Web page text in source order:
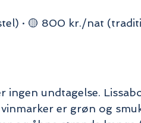
· 🟡 800 kr./nat
undtagelse.
er grøn og